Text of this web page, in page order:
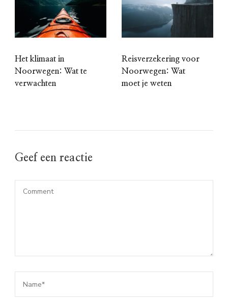
Het klimaat in
Noorwegen: Wat te
verwachten
Reisverzekering voor
Noorwegen: Wat
moet je weten
Geef een reactie